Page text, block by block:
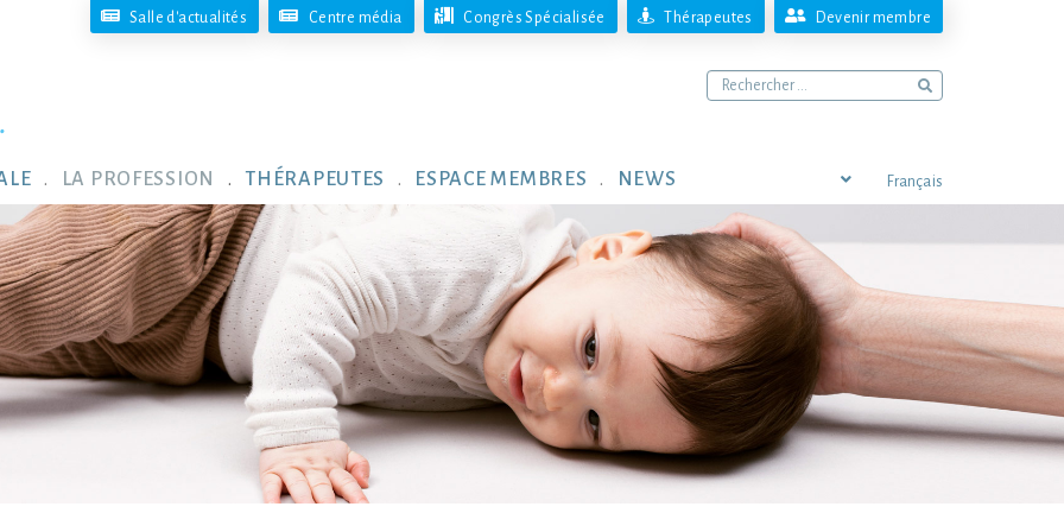
Salle d'actualités Centre média Congrès Spécialisée Thérapeutes Devenir membre
LA PROFESSION THÉRAPEUTES ESPACE MEMBRES NEWS Français